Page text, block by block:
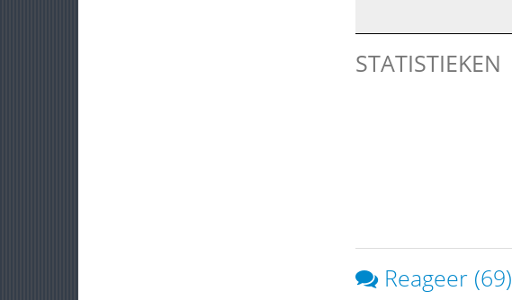
STATISTIEKEN
Reageer (69)